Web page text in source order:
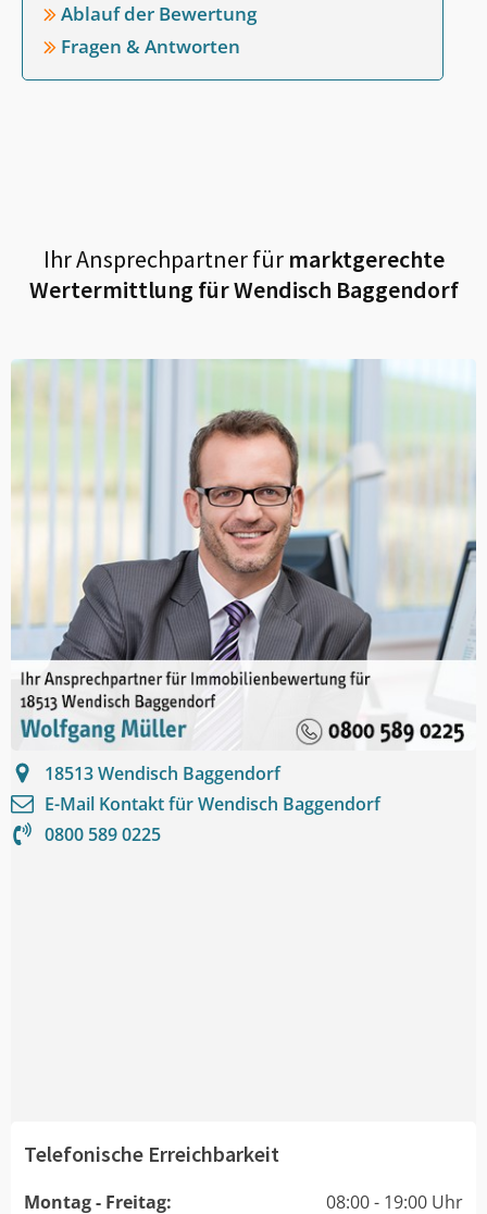
Ablauf der Bewertung
Fragen & Antworten
Ihr Ansprechpartner fürmarktgerechte
Wertermittlung fürWendisch Baggendorf
18513Wendisch Baggendorf
E-Mail Kontakt fürWendisch Baggendorf
0800 589 0225
Telefonische Erreichbarkeit
Montag - Freitag:
08:00 - 19:00 Uhr